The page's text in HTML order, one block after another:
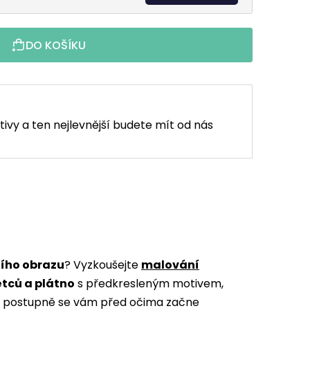
DO KOŠÍKU
a ten nejlevnější budete mít od nás
obrazu? Vyzkoušejte malování
a plátno s předkresleným motivem,
se vám před očima začne